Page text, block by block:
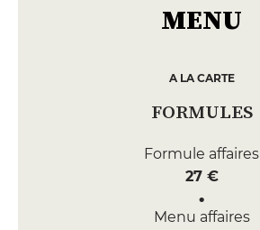
MENU
A LA CARTE
FORMULES
Formule affaires
27 €
Menu affaires